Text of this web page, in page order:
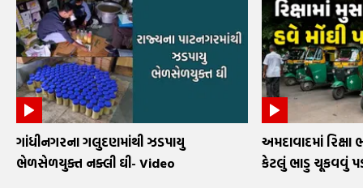
ગાંધીનગરના ગલુદણમાંથી ઝડપાયુ
ભેળસેળયુક્ત નક્લી ઘી- Video
અમદાવાદમાં રિક્ષા
કેટલું ભાડુ ચૂકવવું